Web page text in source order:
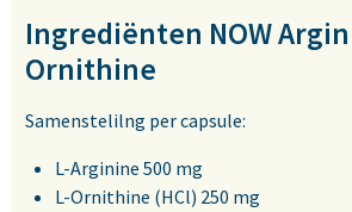
Ingrediënten NOW
Ornithine
Samenstelilng per capsule:
L-Arginine 500 mg
L-Ornithine (HCl) 250 mg